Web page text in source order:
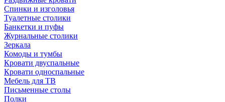
Спинки и изголовья
Туалетные столики
Банкетки и пуфы
Журнальные столики
Зеркала
Комоды и тумбы
Кровати двуспальные
Кровати односпальные
Мебель для ТВ
Письменные столы
Полки